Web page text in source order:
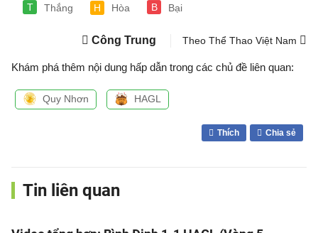
T Thắng H Hòa B Bại
Công Trung Theo Thể Thao Việt Nam
Khám phá thêm nội dung hấp dẫn trong các chủ đề liên quan:
Quy Nhơn HAGL
Thích Chia sẻ
Tin liên quan